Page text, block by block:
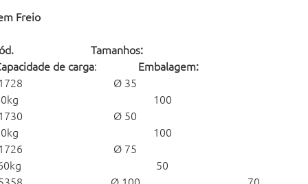
Freio
Tamanhos:
de carga:
Embalagem:
Ø 35
100
Ø 50
100
Ø 75
50